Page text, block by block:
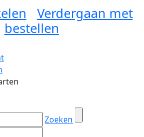
Verdergaan met
bestellen
Zoeken